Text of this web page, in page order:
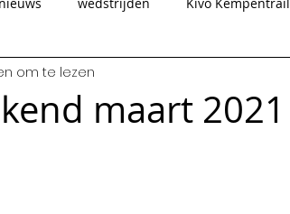
maart 2021
om te lezen